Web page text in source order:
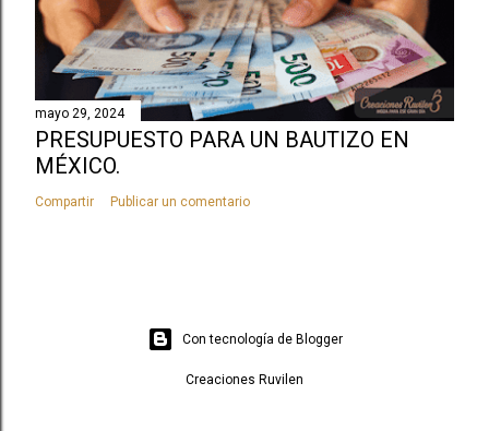
mayo 29, 2024
PRESUPUESTO PARA UN BAUTIZO EN
MÉXICO.
Compartir Publicar un comentario
Con tecnología de Blogger
Creaciones Ruvilen